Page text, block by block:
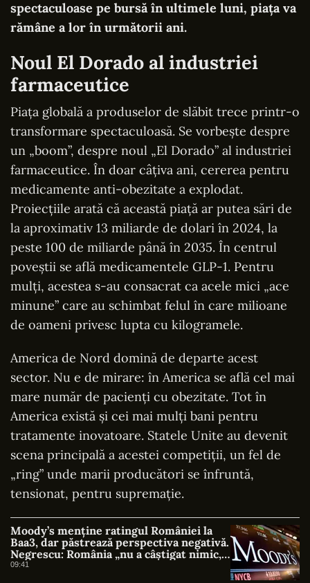
spectaculoase pe bursă în ultimele luni, piața va
rămâne a lor în următorii ani.
Noul El Dorado al industriei
farmaceutice
Piața globală a produselor de slăbit trece printr-o
transformare spectaculoasă. Se vorbește despre
un „boom”, despre noul „El Dorado” al industriei
farmaceutice. În doar câțiva ani, cererea pentru
medicamente anti-obezitate a explodat.
Proiecțiile arată că această piață ar putea sări de
la aproximativ 13 miliarde de dolari în 2024, la
peste 100 de miliarde până în 2035. În centrul
poveștii se află medicamentele GLP-1. Pentru
mulți, acestea s-au consacrat ca acele mici „ace
minune” care au schimbat felul în care milioane
de oameni privesc lupta cu kilogramele.
America de Nord domină de departe acest
sector. Nu e de mirare: în America se află cel mai
mare număr de pacienți cu obezitate. Tot în
America există și cei mai mulți bani pentru
tratamente inovatoare. Statele Unite au devenit
scena principală a acestei competiții, un fel de
„ring” unde marii producători se înfruntă,
tensionat, pentru supremație.
Moody’s menține ratingul României la
Baa3, dar păstrează perspectiva negativă.
Negrescu: România „nu a câștigat nimic, a
evitat o pierdere”
09:41